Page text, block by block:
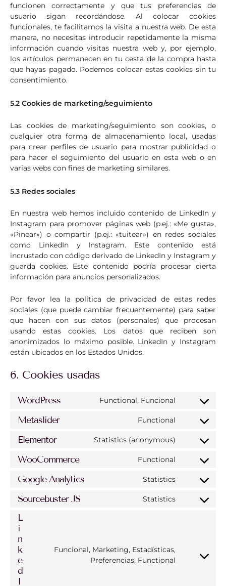
funcionen correctamente y que tus preferencias de
usuario sigan recordándose. Al colocar cookies
funcionales, te facilitamos la visita a nuestra web. De esta
manera, no necesitas introducir repetidamente la misma
información cuando visitas nuestra web y, por ejemplo,
los artículos permanecen en tu cesta de la compra hasta
que hayas pagado. Podemos colocar estas cookies sin tu
consentimiento.
5.2 Cookies de marketing/seguimiento
Las cookies de marketing/seguimiento son cookies, o
cualquier otra forma de almacenamiento local, usadas
para crear perfiles de usuario para mostrar publicidad o
para hacer el seguimiento del usuario en esta web o en
varias webs con fines de marketing similares.
5.3 Redes sociales
En nuestra web hemos incluido contenido de LinkedIn y
Instagram para promover páginas web (p.ej.: «Me gusta»,
«Pinear») o compartir (p.ej.: «tuitear») en redes sociales
como LinkedIn y Instagram. Este contenido está
incrustado con código derivado de LinkedIn y Instagram y
guarda cookies. Este contenido podría procesar cierta
información para anuncios personalizados.
Por favor lea la política de privacidad de estas redes
sociales (que puede cambiar frecuentemente) para saber
que hacen con sus datos (personales) que procesan
usando estas cookies. Los datos que reciben son
anonimizados lo máximo posible. LinkedIn y Instagram
están ubicados en los Estados Unidos.
6. Cookies usadas
WordPress Functional, Funcional
Metaslider Functional
Elementor Statistics (anonymous)
WooCommerce Functional
Google Analytics Statistics
Sourcebuster JS Statistics
L
i
n
k
e
d
I
Funcional, Marketing, Estadísticas,
Preferencias, Functional